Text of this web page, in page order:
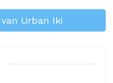
Urban Iki